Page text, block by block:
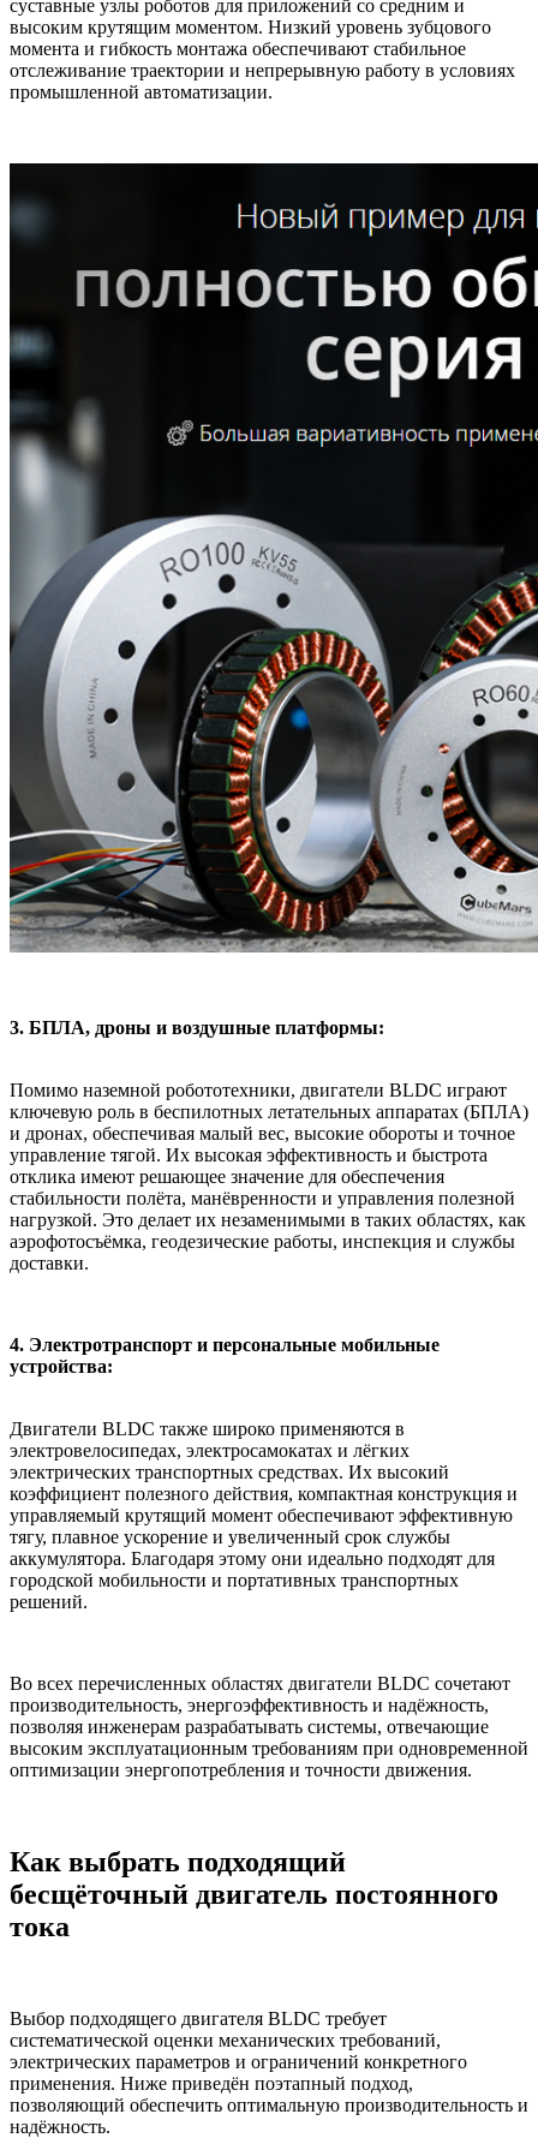
суставные узлы роботов для приложений со средним и
высоким крутящим моментом. Низкий уровень зубцового
момента и гибкость монтажа обеспечивают стабильное
отслеживание траектории и непрерывную работу в условиях
промышленной автоматизации.
3. БПЛА, дроны и воздушные платформы:
Помимо наземной робототехники, двигатели BLDC играют
ключевую роль в беспилотных летательных аппаратах (БПЛА)
и дронах, обеспечивая малый вес, высокие обороты и точное
управление тягой. Их высокая эффективность и быстрота
отклика имеют решающее значение для обеспечения
стабильности полёта, манёвренности и управления полезной
нагрузкой. Это делает их незаменимыми в таких областях, как
аэрофотосъёмка, геодезические работы, инспекция и службы
доставки.
4. Электротранспорт и персональные мобильные
устройства:
Двигатели BLDC также широко применяются в
электровелосипедах, электросамокатах и лёгких
электрических транспортных средствах. Их высокий
коэффициент полезного действия, компактная конструкция и
управляемый крутящий момент обеспечивают эффективную
тягу, плавное ускорение и увеличенный срок службы
аккумулятора. Благодаря этому они идеально подходят для
городской мобильности и портативных транспортных
решений.
Во всех перечисленных областях двигатели BLDC сочетают
производительность, энергоэффективность и надёжность,
позволяя инженерам разрабатывать системы, отвечающие
высоким эксплуатационным требованиям при одновременной
оптимизации энергопотребления и точности движения.
Как выбрать подходящий
бесщёточный двигатель постоянного
тока
Выбор подходящего двигателя BLDC требует
систематической оценки механических требований,
электрических параметров и ограничений конкретного
применения. Ниже приведён поэтапный подход,
позволяющий обеспечить оптимальную производительность и
надёжность.